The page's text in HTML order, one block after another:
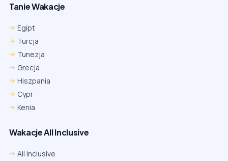
Tanie Wakacje
Egipt
Turcja
Tunezja
Grecja
Hiszpania
Cypr
Kenia
Wakacje All Inclusive
All Inclusive